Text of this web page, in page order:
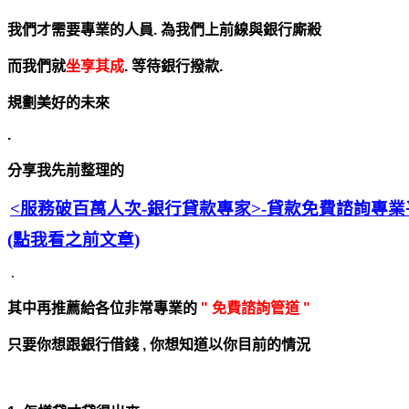
我們才需要專業的人員. 為我們上前線與銀行廝殺
而我們就坐享其成. 等待銀行撥款.
規劃美好的未來
.
分享我先前整理的
<服務破百萬人次-銀行貸款專家>-貸款免費諮詢專
(點我看之前文章)
.
其中再推薦給各位非常專業的 " 免費諮詢管道 "
只要你想跟銀行借錢 , 你想知道以你目前的情況